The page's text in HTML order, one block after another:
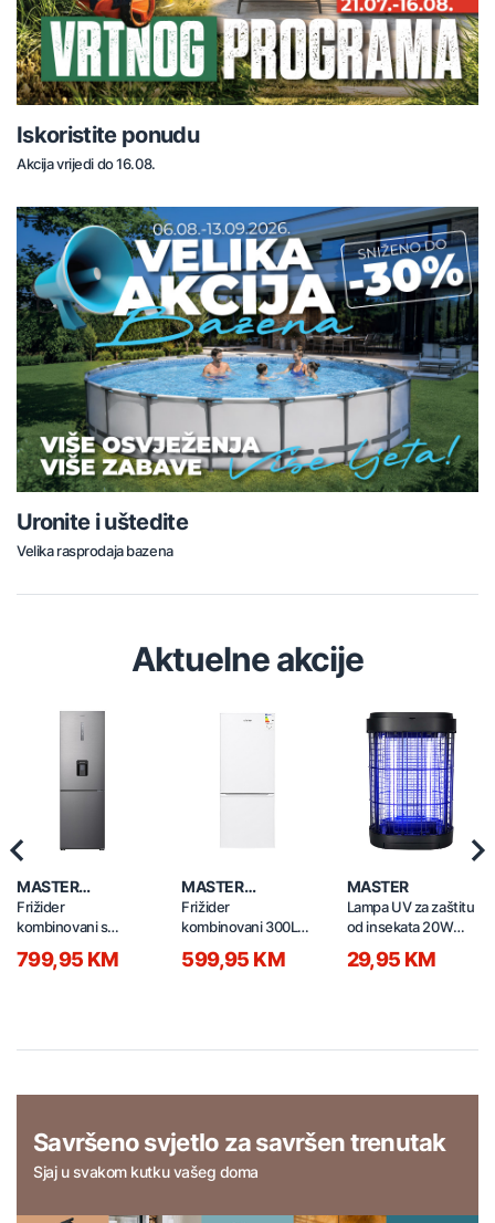
Iskoristite ponudu
Akcija vrijedi do 16.08.
Uronite i uštedite
Velika rasprodaja bazena
Aktuelne akcije
MASTER
PROFESSIONAL
Frižider
kombinovani s
dispanzerom za
vodu 335L BCD-
799,95 KM
MASTER
PROFESSIONAL
Frižider
kombinovani 300L
BDC-310 bijeli
599,95 KM
MASTER
Lampa UV za zaštitu
od insekata 20W
QP-MLR crna
29,95 KM
Savršeno svjetlo za savršen trenutak
Sjaj u svakom kutku vašeg doma